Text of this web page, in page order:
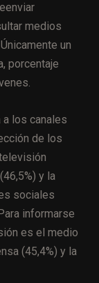
medios
un
porcentaje
a los canales
de los
y la
sociales
informarse
es el medio
(45,4%) y la